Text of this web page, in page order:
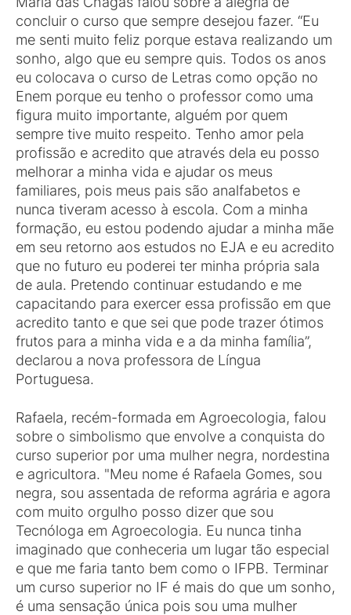
concluir o curso que sempre desejou fazer. “Eu
me senti muito feliz porque estava realizando um
sonho, algo que eu sempre quis. Todos os anos
eu colocava o curso de Letras como opção no
Enem porque eu tenho o professor como uma
figura muito importante, alguém por quem
sempre tive muito respeito. Tenho amor pela
profissão e acredito que através dela eu posso
melhorar a minha vida e ajudar os meus
familiares, pois meus pais são analfabetos e
nunca tiveram acesso à escola. Com a minha
formação, eu estou podendo ajudar a minha mãe
em seu retorno aos estudos no EJA e eu acredito
que no futuro eu poderei ter minha própria sala
de aula. Pretendo continuar estudando e me
capacitando para exercer essa profissão em que
acredito tanto e que sei que pode trazer ótimos
frutos para a minha vida e a da minha família”,
declarou a nova professora de Língua
Portuguesa.
Rafaela, recém-formada em Agroecologia, falou
sobre o simbolismo que envolve a conquista do
curso superior por uma mulher negra, nordestina
e agricultora. "Meu nome é Rafaela Gomes, sou
negra, sou assentada de reforma agrária e agora
com muito orgulho posso dizer que sou
Tecnóloga em Agroecologia. Eu nunca tinha
imaginado que conheceria um lugar tão especial
e que me faria tanto bem como o IFPB. Terminar
um curso superior no IF é mais do que um sonho,
é uma sensação única pois sou uma mulher